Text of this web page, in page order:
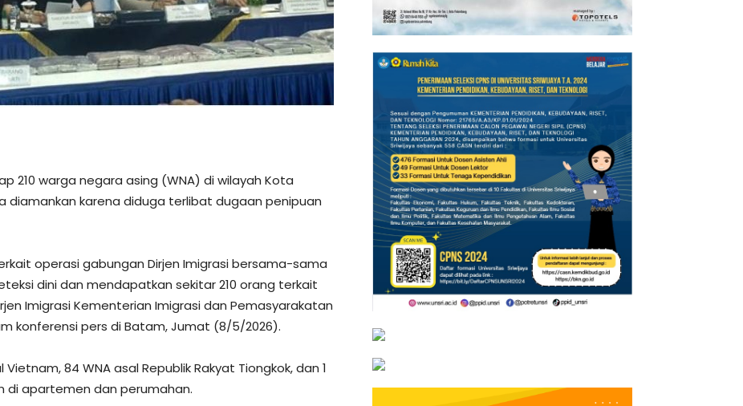
210 warga negara asing (WNA) di wilayah Kota
diamankan karena diduga terlibat dugaan penipuan
operasi gabungan Dirjen Imigrasi bersama-sama
dini dan mendapatkan sekitar 210 orang terkait
Imigrasi Kementerian Imigrasi dan Pemasyarakatan
konferensi pers di Batam, Jumat (8/5/2026).
84 WNA asal Republik Rakyat Tiongkok, dan 1
di apartemen dan perumahan.